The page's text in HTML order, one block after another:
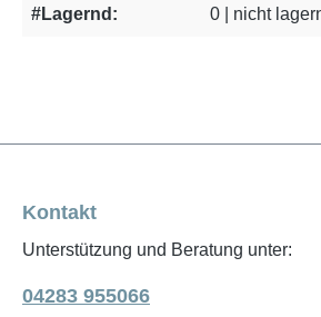
#Lagernd: 0 | nicht
Kontakt
Unterstützung und Beratung unter:
04283 955066